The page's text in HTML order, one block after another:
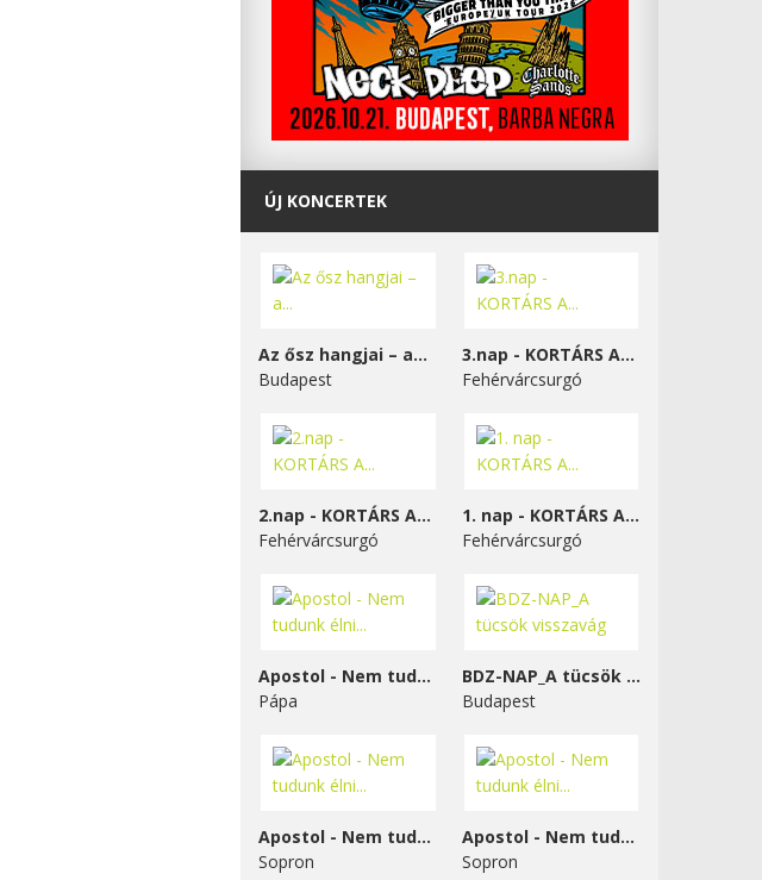
ÚJ KONCERTEK
Az ősz hangjai – a...
Budapest
3.nap - KORTÁRS A...
Fehérvárcsurgó
2.nap - KORTÁRS A...
Fehérvárcsurgó
1. nap - KORTÁRS A...
Fehérvárcsurgó
Apostol - Nem tudunk élni...
Pápa
BDZ-NAP_A tücsök visszavág
Budapest
Apostol - Nem tudunk élni...
Sopron
Apostol - Nem tudunk élni...
Sopron